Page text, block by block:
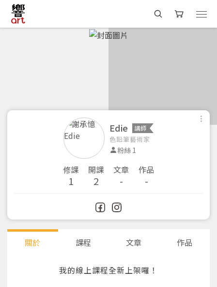
Edie 講師
色鉛筆藝術家
粉絲 1
修課
1
開課
2
文章
-
作品
-
關於 課程 文章 作品
我的線上課程全新上架囉！